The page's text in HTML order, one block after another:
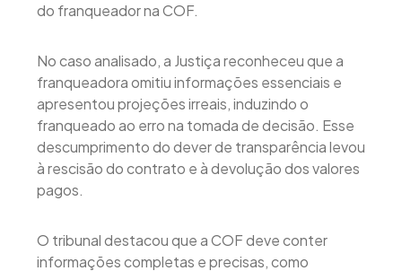
do franqueador na COF.
No caso analisado, a Justiça reconheceu que a
franqueadora omitiu informações essenciais e
apresentou projeções irreais, induzindo o
franqueado ao erro na tomada de decisão. Esse
descumprimento do dever de transparência levou
à rescisão do contrato e à devolução dos valores
pagos.
O tribunal destacou que a COF deve conter
informações completas e precisas, como